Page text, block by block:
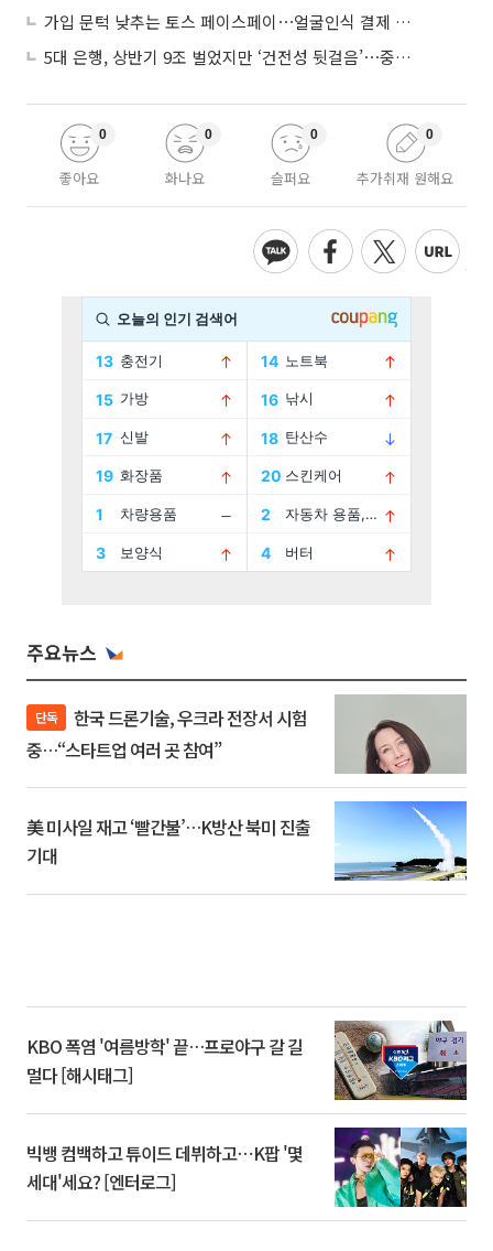
가입 문턱 낮추는 토스 페이스페이⋯얼굴인식 결제 확산 속도낸다
5대 은행, 상반기 9조 벌었지만 ‘건전성 뒷걸음’⋯중기대출 문턱 높아지나
좋아요
0
화나요
0
슬퍼요
0
추가취재 원해요
0
주요뉴스
단독
중…“스타트업 여러 곳 참여”
美 미사일 재고 ‘빨간불’…K방산 북미 진출
기대
KBO 폭염 '여름방학' 끝…프로야구 갈 길
멀다 [해시태그]
빅뱅 컴백하고 튜이드 데뷔하고⋯K팝 '몇
세대'세요? [엔터로그]